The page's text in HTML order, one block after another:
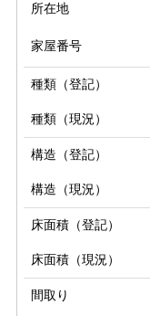
所在地
家屋番号
種類（登記）
種類（現況）
構造（登記）
構造（現況）
床面積（登記）
床面積（現況）
間取り